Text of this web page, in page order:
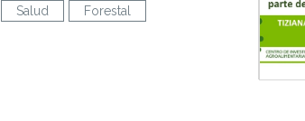
Salud Forestal